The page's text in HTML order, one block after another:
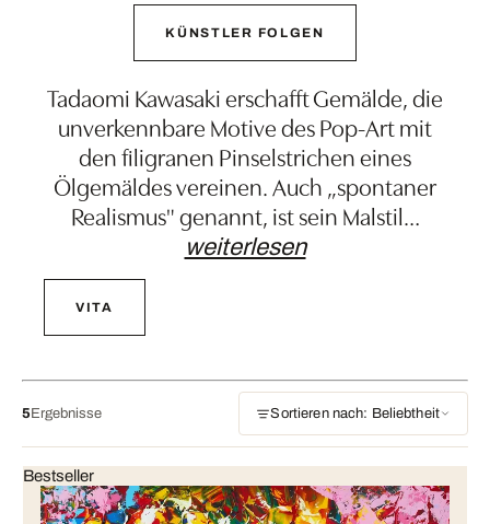
KÜNSTLER FOLGEN
Tadaomi Kawasaki erschafft Gemälde, die
unverkennbare Motive des Pop-Art mit
den filigranen Pinselstrichen eines
Ölgemäldes vereinen. Auch „spontaner
Realismus" genannt, ist sein Malstil…
weiterlesen
VITA
5Ergebnisse Sortieren nach: Beliebtheit
Bestseller